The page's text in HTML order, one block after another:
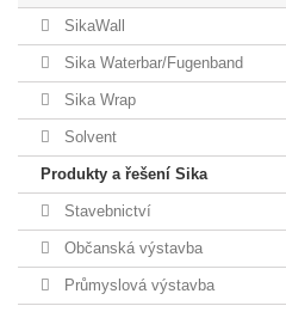
SikaWall
Sika Waterbar/Fugenband
Sika Wrap
Solvent
Produkty a řešení Sika
Stavebnictví
Občanská výstavba
Průmyslová výstavba